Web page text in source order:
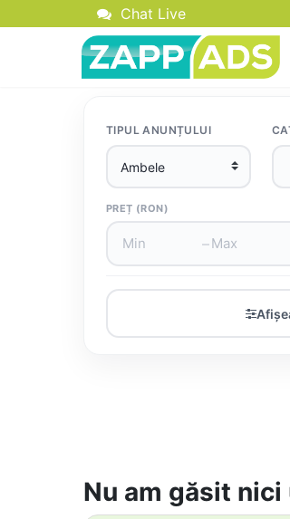
Chat Live
TIPUL ANUNȚULUI
PREȚ (RON)
–
Nu am găsit